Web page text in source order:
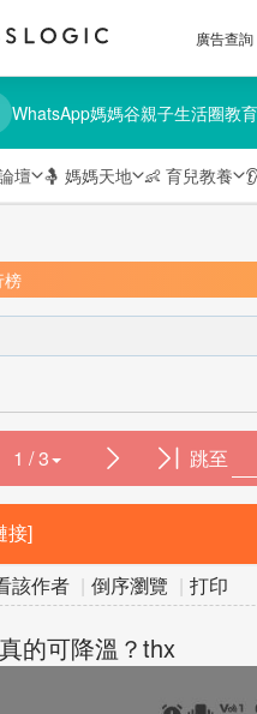
廣告查詢
WhatsApp媽媽谷親子生活圈教
壇 🤱 媽媽天地 👶 育兒教養 👂
榜
1 / 3 跳至
接]
該作者 | 倒序瀏覽 | 打印
的可降溫？thx